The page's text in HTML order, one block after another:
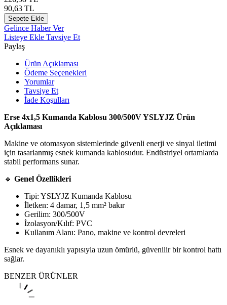
90,63 TL
Sepete Ekle
Gelince Haber Ver
Listeye Ekle Tavsiye Et
Paylaş
Ürün Açıklaması
Ödeme Seçenekleri
Yorumlar
Tavsiye Et
İade Koşulları
Erse 4x1,5 Kumanda Kablosu 300/500V YSLYJZ Ürün
Açıklaması
Makine ve otomasyon sistemlerinde güvenli enerji ve sinyal iletimi
için tasarlanmış esnek kumanda kablosudur. Endüstriyel ortamlarda
stabil performans sunar.
🔹 Genel Özellikleri
Tipi: YSLYJZ Kumanda Kablosu
İletken: 4 damar, 1,5 mm² bakır
Gerilim: 300/500V
İzolasyon/Kılıf: PVC
Kullanım Alanı: Pano, makine ve kontrol devreleri
Esnek ve dayanıklı yapısıyla uzun ömürlü, güvenilir bir kontrol hattı
sağlar.
BENZER ÜRÜNLER